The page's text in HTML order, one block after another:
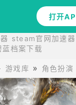
打开
steam官网加速器
蓝档案下载
游戏库 角色扮演
打开